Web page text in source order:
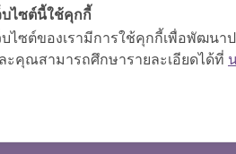
บไซต์นี้ใช้คุกกี้
บไซต์ของเรามีการใช้คุกกี้เพื่อพัฒน
ะคุณสามารถศึกษารายละเอียดได้ที่